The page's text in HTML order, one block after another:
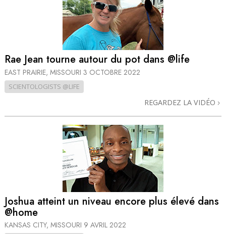
Rae Jean tourne autour du pot dans @life
EAST PRAIRIE, MISSOURI 3 OCTOBRE 2022
SCIENTOLOGISTS @LIFE
REGARDEZ LA VIDÉO
Joshua atteint un niveau encore plus élevé dans
@home
KANSAS CITY, MISSOURI 9 AVRIL 2022